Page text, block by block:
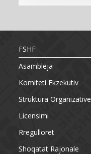
FSHF
Asambleja
Komiteti Ekzekutiv
Struktura Organizative
Licensimi
Rregulloret
Shoqatat Rajonale